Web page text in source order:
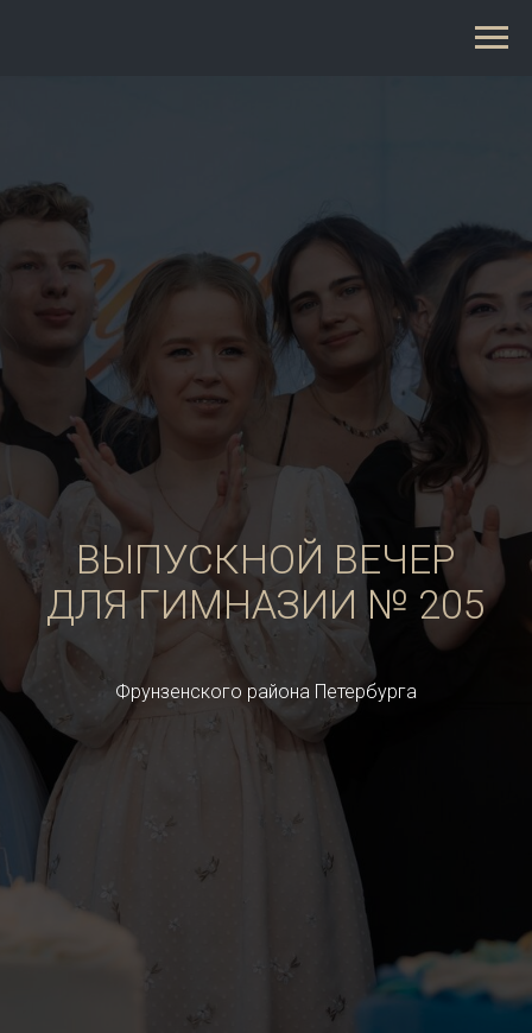
ВЫПУСКНОЙ ВЕЧЕР
ДЛЯ ГИМНАЗИИ № 205
Фрунзенского района Петербурга